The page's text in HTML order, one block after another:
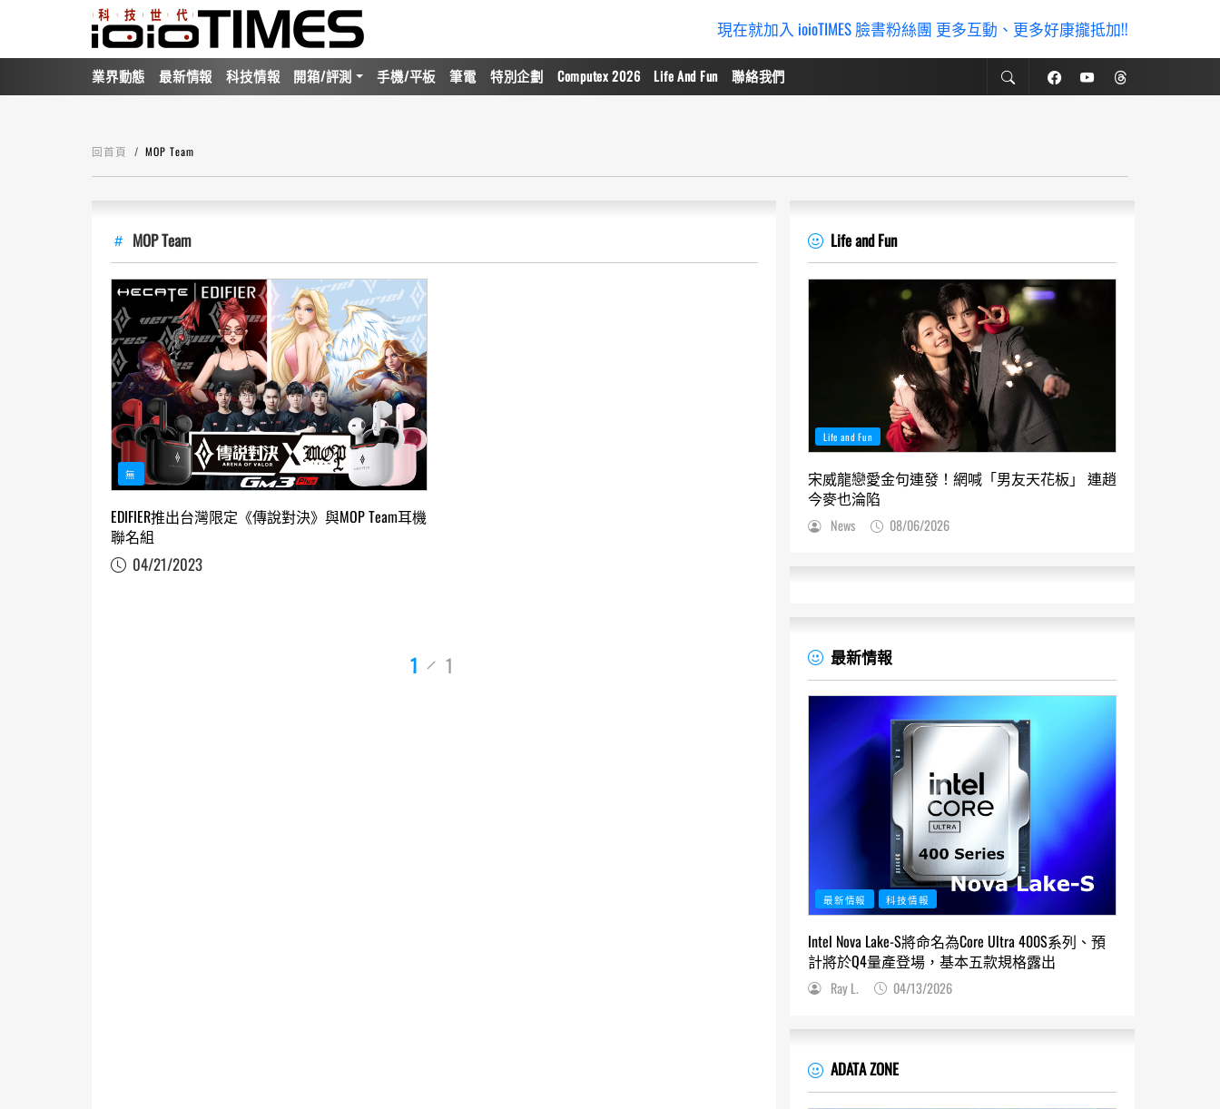
現在就加入 ioioTIMES 臉書粉絲團 更多互動、更多好康攏抵加!!
業界動態 最新情報 科技情報 開箱/評測 手機/平板 筆電 特別企劃 Computex 2026 Life And Fun 聯絡我們
回首頁 MOP Team
MOP Team
無
EDIFIER推出台灣限定《傳說對決》與MOP Team耳機
聯名組
04/21/2023
1 1
Life and Fun
Life and Fun
宋威龍戀愛金句連發！網喊「男友天花板」 連趙
今麥也淪陷
News 08/06/2026
最新情報
最新情報 科技情報
Intel Nova Lake-S將命名為Core Ultra 400S系列、預
計將於Q4量產登場，基本五款規格露出
Ray L. 04/13/2026
ADATA ZONE